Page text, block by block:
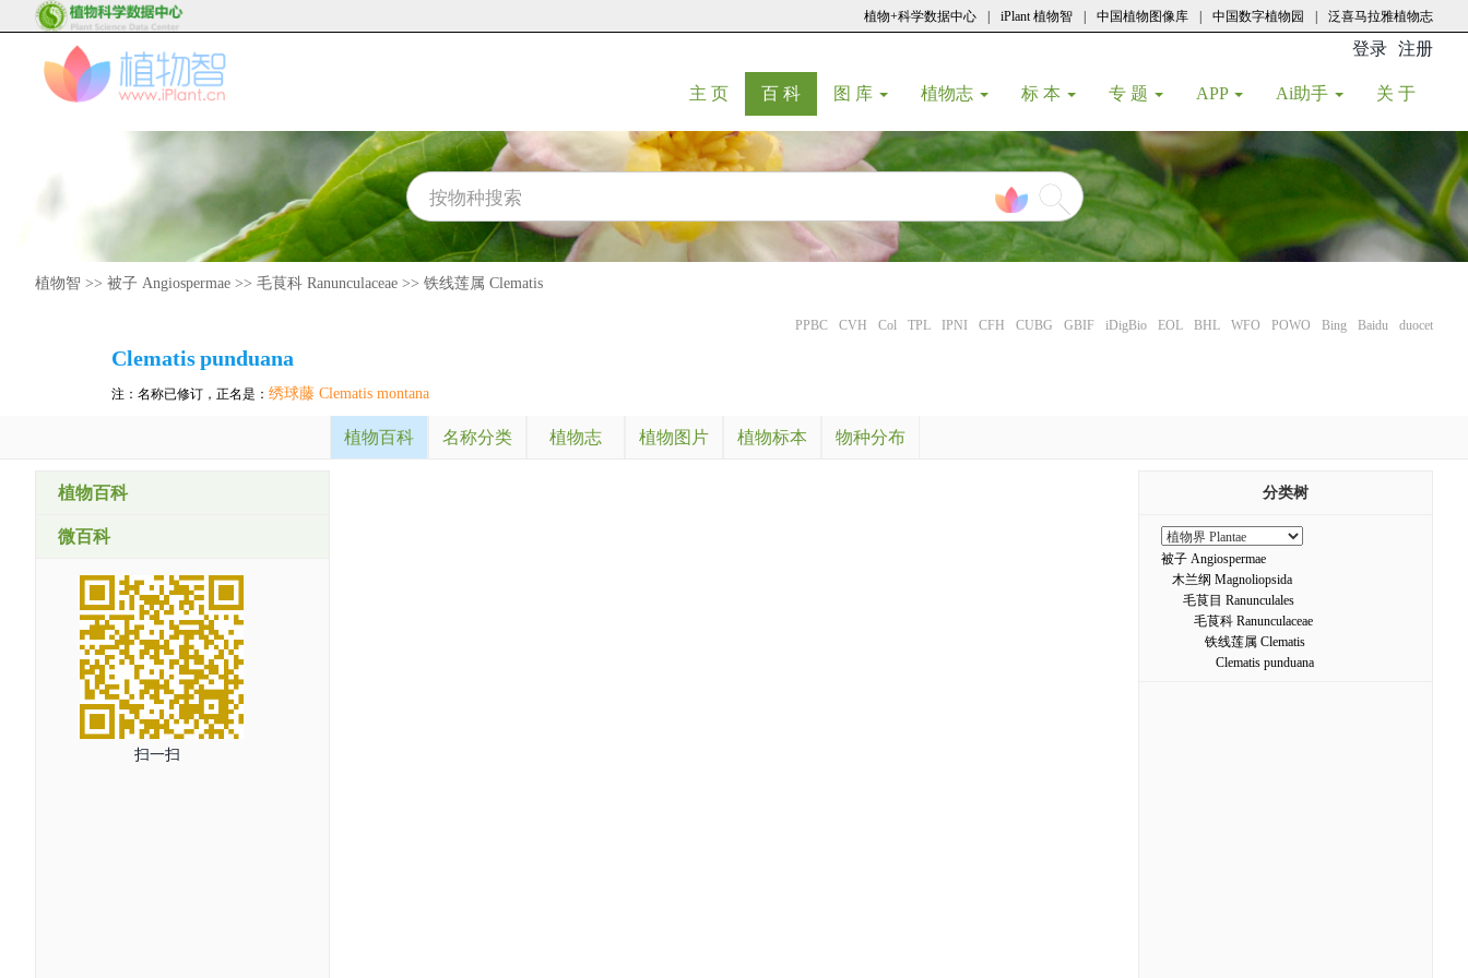
植物+科学数据中心 iPlant 植物智 中国植物图像库 中国数字植物园 泛喜马拉雅植物志
登录 注册
主 页(current)
百 科(current)
图 库 植物志 标 本 专 题 APP Ai助手 关 于
植物智 >> 被子 Angiospermae >> 毛茛科 Ranunculaceae >> 铁线莲属 Clematis
PPBC CVH Col TPL IPNI CFH CUBG GBIF iDigBio EOL BHL WFO POWO Bing Baidu duocet
Clematispunduana
注：名称已修订，正名是： 绣球藤 Clematis montana
植物百科 名称分类 植物志 植物图片 植物标本 物种分布
植物百科
微百科
扫一扫
分类树
被子 Angiospermae
木兰纲 Magnoliopsida
毛茛目 Ranunculales
毛茛科 Ranunculaceae
铁线莲属 Clematis
Clematis punduana